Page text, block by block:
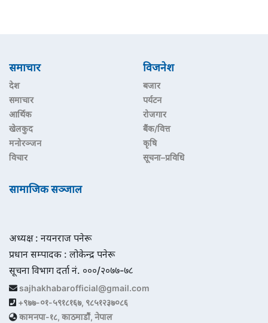
समाचार
देश
समाचार
आर्थिक
खेलकुद
मनोरञ्जन
विचार
विजनेश
बजार
पर्यटन
रोजगार
बैंक/वित्त
कृषि
सूचना–प्रविधि
सामाजिक सञ्जाल
अध्यक्ष : नयनराज पनेरू
प्रधान सम्पादक : लोकेन्द्र पनेरू
सूचना विभाग दर्ता नं. ०००/२०७७-७८
sajhakhabarofficial@gmail.com
+९७७-०१-५९१८१६७, ९८५१२३७०८६
कामनपा-१८, काठमाडौं, नेपाल